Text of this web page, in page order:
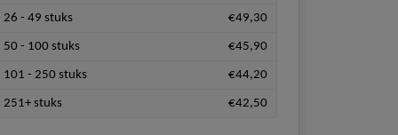
26 - 49 stuks €49,30
50 - 100 stuks €45,90
101 - 250 stuks €44,20
251+ stuks €42,50